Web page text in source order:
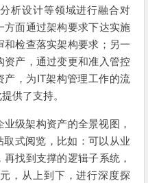
析设计等领域进行融合对
面通过架构要求下达实施
检查落实架构要求；另一
产，通过变更和准入管控
，为IT架构管理工作的流
供了支持。
级架构资产的全景视图，
式阅览，比如：可以从业
找到支撑的逻辑子系统，
，从上到下，进行深度探